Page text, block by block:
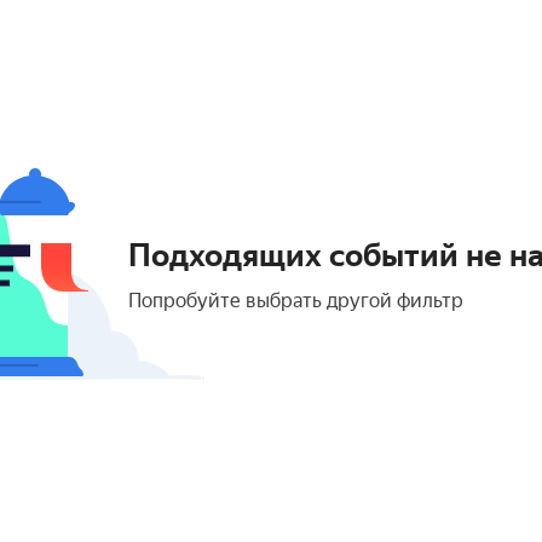
Подходящих событий не
Попробуйте выбрать другой фильтр